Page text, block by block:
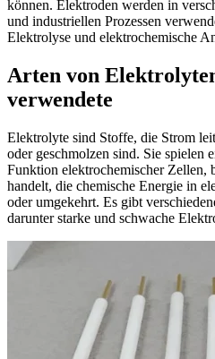
können. Elektroden werden in
und industriellen Prozessen
Elektrolyse und elektrochemische
Arten von
verwendete
Elektrolyte sind Stoffe, die Strom
oder geschmolzen sind. Sie spielen
Funktion elektrochemischer Zellen,
handelt, die chemische Energie in
oder umgekehrt. Es gibt
darunter starke und schwache